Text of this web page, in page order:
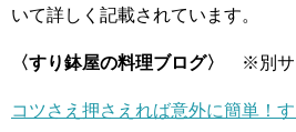
いて詳しく記載されています。
〈すり鉢屋の料理ブログ〉 ※別サ
コツさえ押さえれば意外に簡単！